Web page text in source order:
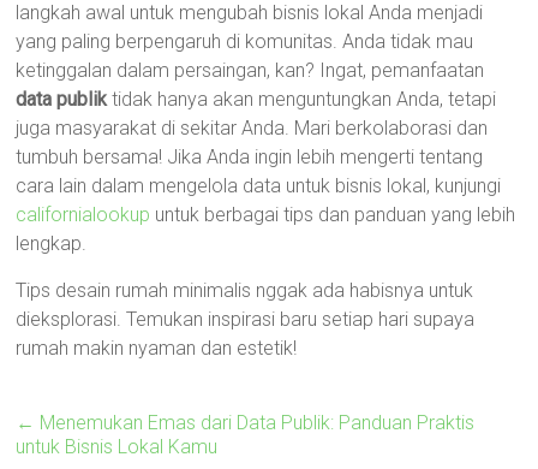
langkah awal untuk mengubah bisnis lokal Anda menjadi
yang paling berpengaruh di komunitas. Anda tidak mau
ketinggalan dalam persaingan, kan? Ingat, pemanfaatan
data publiktidak hanya akan menguntungkan Anda, tetapi
juga masyarakat di sekitar Anda. Mari berkolaborasi dan
tumbuh bersama! Jika Anda ingin lebih mengerti tentang
cara lain dalam mengelola data untuk bisnis lokal, kunjungi
californialookup untuk berbagai tips dan panduan yang lebih
lengkap.
Tips desain rumah minimalis nggak ada habisnya untuk
dieksplorasi. Temukan inspirasi baru setiap hari supaya
rumah makin nyaman dan estetik!
← Menemukan Emas dari Data Publik: Panduan Praktis
untuk Bisnis Lokal Kamu